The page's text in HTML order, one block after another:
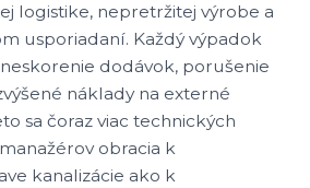
logistike, nepretržitej výrobe a
usporiadaní. Každý výpadok
dodávok, porušenie
náklady na externé
sa čoraz viac technických
obracia k
kanalizácie ako k